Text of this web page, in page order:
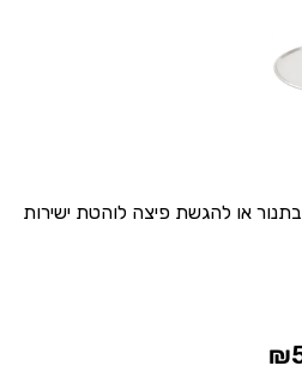
בתנור או להגשת פיצה לוהטת ישירות
₪